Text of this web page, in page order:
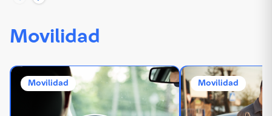
Movilidad
Movilidad Movilidad